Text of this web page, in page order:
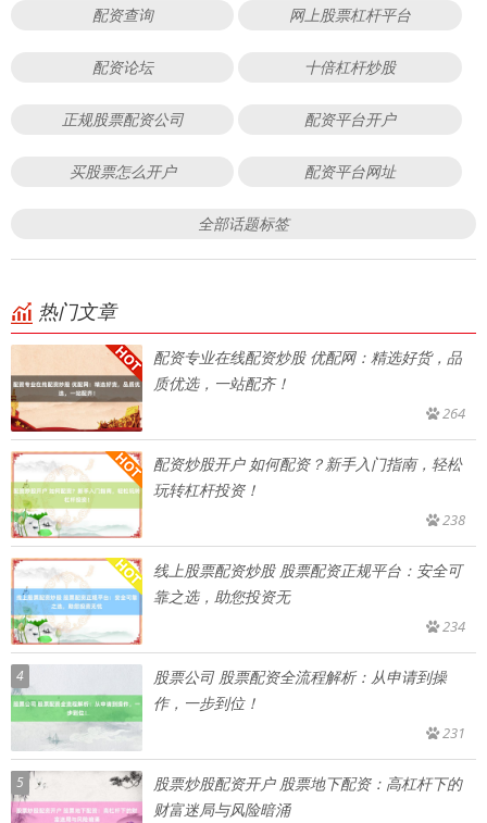
配资查询 网上股票杠杆平台
配资论坛 十倍杠杆炒股
正规股票配资公司 配资平台开户
买股票怎么开户 配资平台网址
全部话题标签
热门文章
配资专业在线配资炒股 优配网：精选好货，品
质优选，一站配齐！
264
配资炒股开户 如何配资？新手入门指南，轻松
玩转杠杆投资！
238
线上股票配资炒股 股票配资正规平台：安全可
靠之选，助您投资无
234
4
股票公司 股票配资全流程解析：从申请到操
作，一步到位！
231
5
股票炒股配资开户 股票地下配资：高杠杆下的
财富迷局与风险暗涌